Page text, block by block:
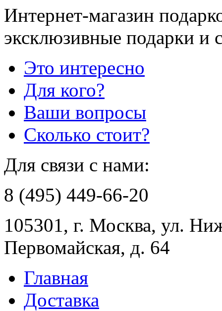
Интернет-магазин
эксклюзивные подарки и
Это интересно
Для кого?
Ваши вопросы
Сколько стоит?
Для связи с нами:
8 (495) 449-66-20
105301, г. Москва, ул.
Первомайская, д. 64
Главная
Доставка